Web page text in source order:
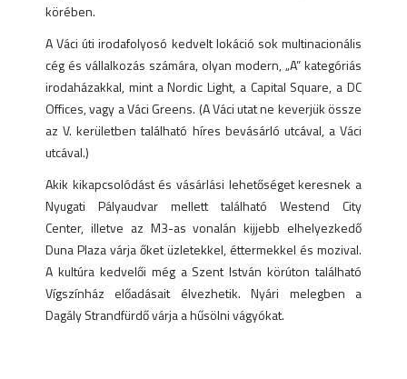
körében.
A Váci úti irodafolyosó kedvelt lokáció sok multinacionális
cég és vállalkozás számára, olyan modern, „A” kategóriás
irodaházakkal, mint a Nordic Light, a Capital Square, a DC
Offices, vagy a Váci Greens. (A Váci utat ne keverjük össze
az V. kerületben található híres bevásárló utcával, a Váci
utcával.)
Akik kikapcsolódást és vásárlási lehetőséget keresnek a
Nyugati Pályaudvar mellett található Westend City
Center, illetve az M3-as vonalán kijjebb elhelyezkedő
Duna Plaza várja őket üzletekkel, éttermekkel és mozival.
A kultúra kedvelői még a Szent István körúton található
Vígszínház előadásait élvezhetik. Nyári melegben a
Dagály Strandfürdő várja a hűsölni vágyókat.